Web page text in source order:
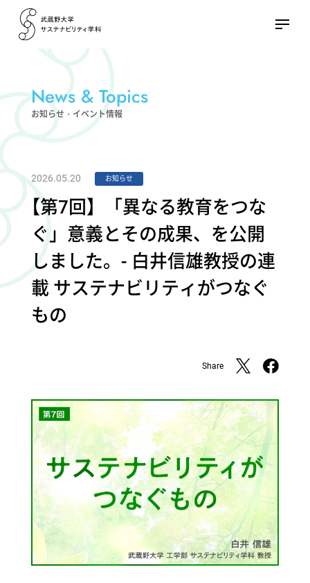
News & Topics
お知らせ・イベント情報
2026.05.20 お知らせ
【第7回】「異なる教育をつな
ぐ」意義とその成果、を公開
しました。- 白井信雄教授の連
載 サステナビリティがつなぐ
もの
Share